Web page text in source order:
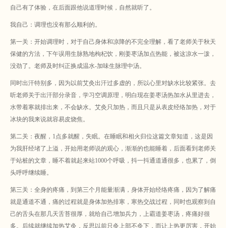
自己有了体验，在后面跟他说道理时候，自然就听了。
我自己：调理也没有那么顺利的。
第一关：开始调理时，对于自己身体和凉降的不完全理解，看了老师关于秋天
保健的方法，下午误用生脉熟地枸杞饮，刚姜枣汤加点热能，被这凉水一泼，
没劲了。老师及时纠正换成温水-加味生脉理中汤。
同时出汗特别多，因为以前艾灸出汗过多虚的，所以心里对缺水比较紧张。去
听老师关于出汗部分录音，学习空调原理，明白现在姜枣汤热加水从里进去，
水带着寒就排出来，不会缺水。艾灸只加热，而且只是从表皮经络加热，对于
冰块的我来说就容易皮烧焦。
第二关：夜醒，1点多就醒，失眠。在睡眠和相火归位这篇文章知道，这是因
为我肝经堵了上溢，开始用老师说的观心，渐渐的也能睡着，后面看到老师关
于站桩的文章，睡不着就起来站1000个呼吸，抖一抖通道通很多，也累了，倒
头呼呼继续睡。
第三关：全身的疼痛，到第三个月能量渐满，身体开始经络疼痛，因为了解痛
就是通道不通，痛的过程就是身体加热排寒，寒热交战过程，同时也观察到自
己的舌头在那几天舌苔很厚，就给自己增加兵力，上霸道姜枣汤，疼痛好很
多。后续就继续加热艾灸，反思以前只灸上部不灸下，而让上热更厉害，开始